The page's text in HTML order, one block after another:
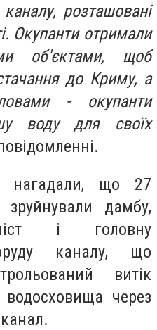
розташовані
Окупанти отримали
об'єктами, щоб
до Криму, а
- окупанти
воду для своїх
нагадали, що 27
дамбу,
і головну
каналу, що
витік
через